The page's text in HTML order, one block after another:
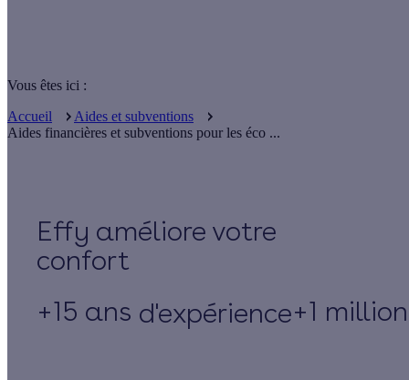
Vous êtes ici :
Accueil
Aides et subventions
Aides financières et subventions pour les éco ...
Effy
+15 ans d'expérience+1